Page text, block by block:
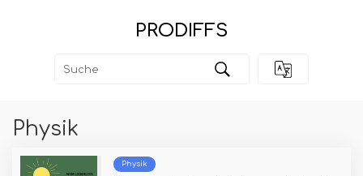
PRODIFFS
Physik
Physik